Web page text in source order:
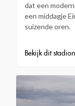
dat een
een middagje
suizende oren.
Bekijk dit stadion